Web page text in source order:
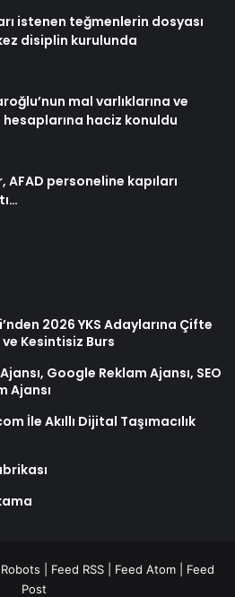
istenen teğmenlerin dosyası
disiplin kurulunda
mal varlıklarına ve
haciz konuldu
AFAD personeline kapıları
2026 YKS Adaylarına Çifte
Kesintisiz Burs
Google Reklam Ajansı, SEO
Ajansı
İle Akıllı Dijital Taşımacılık
Robots Feed RSS Feed Atom
Feed
Post